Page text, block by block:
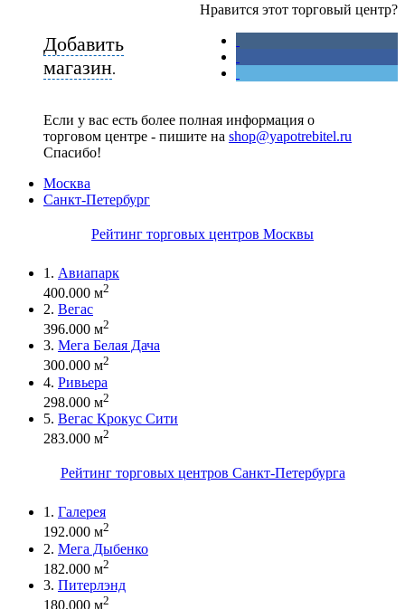
Нравится этот торговый центр?
Добавить
магазин.
Если у вас есть более полная информация о
торговом центре - пишите на shop@yapotrebitel.ru
Спасибо!
Москва
Санкт-Петербург
Рейтинг торговых центров Москвы
1. Авиапарк
400.000 м2
2. Вегас
396.000 м2
3. Мега Белая Дача
300.000 м2
4. Ривьера
298.000 м2
5. Вегас Крокус Сити
283.000 м2
Рейтинг торговых центров Санкт-Петербурга
1. Галерея
192.000 м2
2. Мега Дыбенко
182.000 м2
3. Питерлэнд
180.000 м2